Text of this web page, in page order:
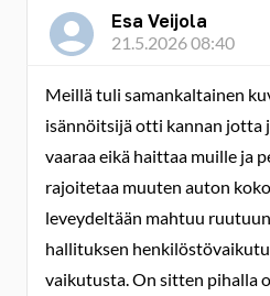
Esa Veijola
21.5.2026 08:40
Meillä tuli samankaltainen
isännöitsijä otti kannan jotta
vaaraa eikä haittaa muille ja
rajoitetaa muuten auton
leveydeltään mahtuu
hallituksen
vaikutusta. On sitten pihalla